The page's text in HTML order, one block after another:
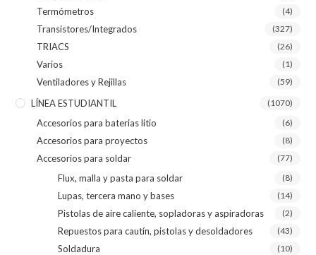
Termómetros (4)
Transistores/Integrados (327)
TRIACS (26)
Varios (1)
Ventiladores y Rejillas (59)
LÍNEA ESTUDIANTIL (1070)
Accesorios para baterias litio (6)
Accesorios para proyectos (8)
Accesorios para soldar (77)
Flux, malla y pasta para soldar (8)
Lupas, tercera mano y bases (14)
Pistolas de aire caliente, sopladoras y aspiradoras (2)
Repuestos para cautín, pistolas y desoldadores (43)
Soldadura (10)